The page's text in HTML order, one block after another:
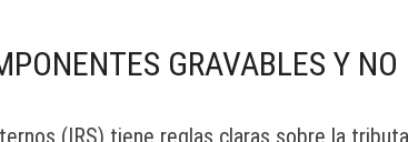
GRAVABLES Y
(IRS) tiene reglas claras sobre la